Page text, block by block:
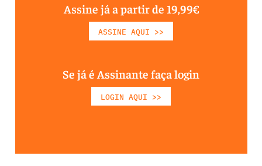
Assine já a partir de 19,99€
ASSINE AQUI >>
Se já é Assinante faça login
LOGIN AQUI >>